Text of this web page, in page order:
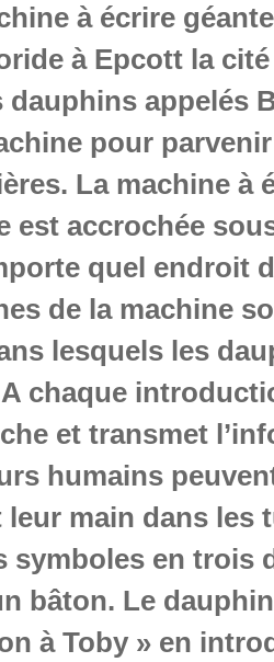
à écrire
à Epcott la
dauphins appelés
pour
La machine à
est accrochée
quel endroit
de la machine
lesquels les
chaque
et transmet
humains
main dans les
symboles en trois
bâton. Le
à Toby » en